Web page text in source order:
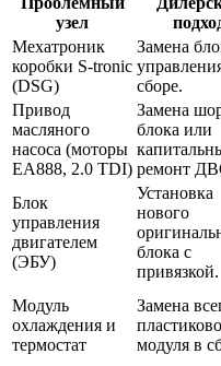
узел
Мехатроник
коробки S-tronic
(DSG)
Замена
сборе.
Привод
масляного
насоса (моторы
EA888, 2.0 TDI)
Замена
блока или
ремонт
Блок
управления
двигателем
(ЭБУ)
Установка
нового
блока с
привязкой.
Модуль
охлаждения и
термостат
Замена
модуля в